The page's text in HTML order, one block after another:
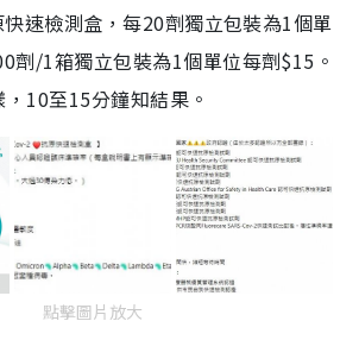
速檢測盒，每20劑獨立包裝為1個單
劑/1箱獨立包裝為1個單位每劑$15。
10至15分鐘知結果。
點擊圖片放大